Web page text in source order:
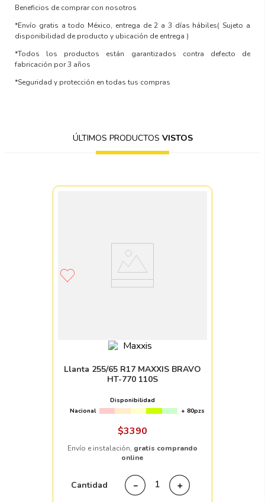
Beneficios de comprar con nosotros
*Envío gratis a todo México, entrega de 2 a 3 días hábiles( Sujeto a
disponibilidad de producto y ubicación de entrega )
*Todos los productos están garantizados contra defecto de
fabricación por 3 años
*Seguridad y protección en todas tus compras
ÚLTIMOS PRODUCTOS VISTOS
Llanta 255/65 R17 MAXXIS BRAVO
HT-770 110S
Disponibilidad
Nacional
+ 80pzs
$3390
Envío e instalación, gratis comprando
online
Cantidad ＋
－